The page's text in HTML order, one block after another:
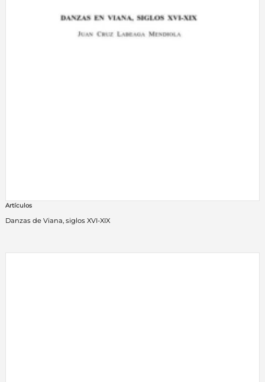
Artículos
Danzas de Viana, siglos XVI-XIX